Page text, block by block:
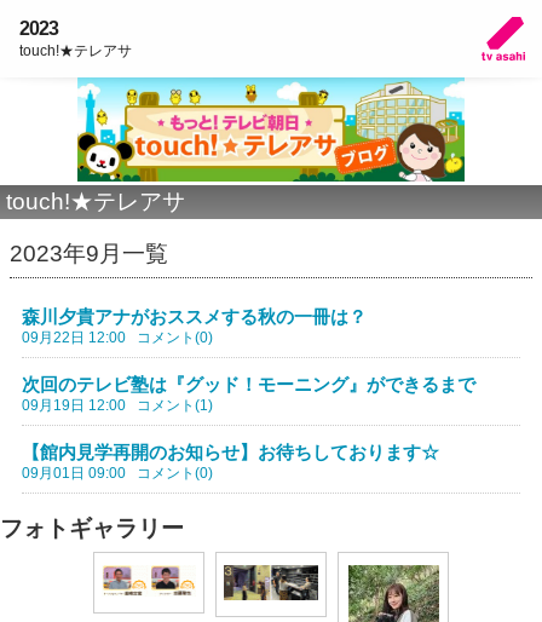
2023
touch!★テレアサ
touch!★テレアサ
2023年9月一覧
森川夕貴アナがおススメする秋の一冊は？
09月22日 12:00 コメント(0)
次回のテレビ塾は『グッド！モーニング』ができるまで
09月19日 12:00 コメント(1)
【館内見学再開のお知らせ】お待ちしております☆
09月01日 09:00 コメント(0)
フォトギャラリー